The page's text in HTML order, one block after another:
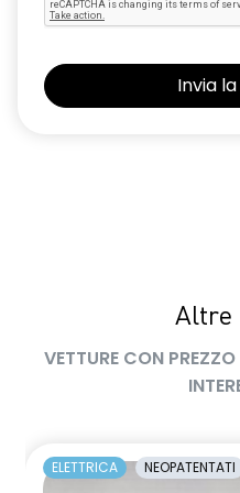
limitatore di velocità a 180
luci diurne a LED con firma
Pacchetto Guida Connessa,
Pack standard connectivity,
privacy glass
Altre
VETTURE CON
ELETTRICA NEOPATENTATI